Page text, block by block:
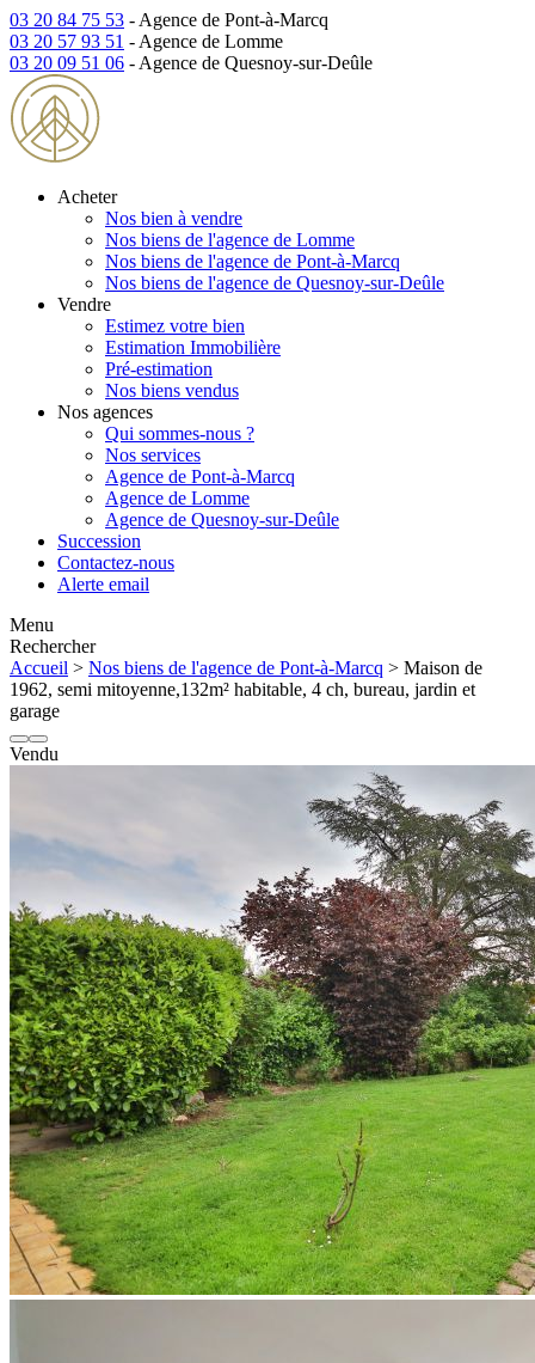
03 20 84 75 53 - Agence de Pont-à-Marcq
03 20 57 93 51 - Agence de Lomme
03 20 09 51 06 - Agence de Quesnoy-sur-Deûle
Acheter
Nos bien à vendre
Nos biens de l'agence de Lomme
Nos biens de l'agence de Pont-à-Marcq
Nos biens de l'agence de Quesnoy-sur-Deûle
Vendre
Estimez votre bien
Estimation Immobilière
Pré-estimation
Nos biens vendus
Nos agences
Qui sommes-nous ?
Nos services
Agence de Pont-à-Marcq
Agence de Lomme
Agence de Quesnoy-sur-Deûle
Succession
Contactez-nous
Alerte email
Menu
Rechercher
Accueil > Nos biens de l'agence de Pont-à-Marcq > Maison de
1962, semi mitoyenne,132m² habitable, 4 ch, bureau, jardin et
garage
Vendu